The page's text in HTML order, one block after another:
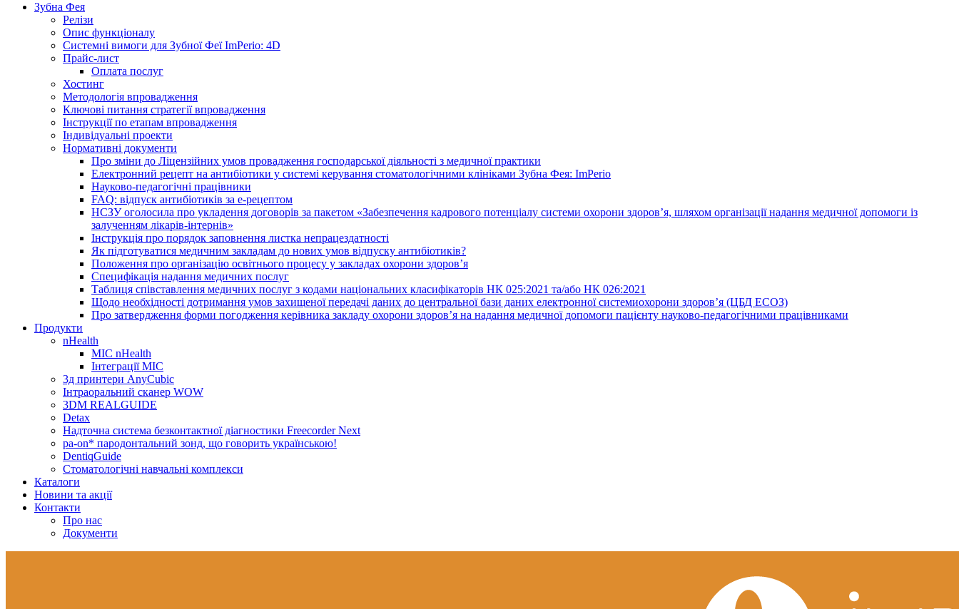
Зубна Фея
Релізи
Опис функціоналу
Системні вимоги для Зубної Феї ImPerio: 4D
Прайс-лист
Оплата послуг
Хостинг
Методологія впровадження
Ключові питання стратегії впровадження
Інструкції по етапам впровадження
Індивідуальні проекти
Нормативні документи
Про зміни до Ліцензійних умов провадження господарської діяльності з медичної практики
Електронний рецепт на антибіотики у системі керування стоматологічними клініками Зубна Фея: ImPerio
Науково-педагогічні працівники
FAQ: відпуск антибіотиків за е-рецептом
НСЗУ оголосила про укладення договорів за пакетом «Забезпечення кадрового потенціалу системи охорони здоров’я, шляхом організації надання медичної допомоги із
залученням лікарів-інтернів»
Інструкція про порядок заповнення листка непрацездатності
Як підготуватися медичним закладам до нових умов відпуску антибіотиків?
Положення про організацію освітнього процесу у закладах охорони здоров’я
Специфікація надання медичних послуг
Таблиця співставлення медичних послуг з кодами національних класифікаторів НК 025:2021 та/або НК 026:2021
Щодо необхідності дотримання умов захищеної передачі даних до центральної бази даних електронної системиохорони здоров’я (ЦБД ЕСОЗ)
Про затвердження форми погодження керівника закладу охорони здоров’я на надання медичної допомоги пацієнту науково-педагогічними працівниками
Продукти
nHealth
МІС nHealth
Інтеграції МІС
3д принтери AnyCubic
Інтраоральний сканер WOW
3DM REALGUIDE
Detax
Надточна система безконтактної діагностики Freecorder Next
pa-on* пародонтальний зонд, що говорить українською!
DentiqGuide
Стоматологічні навчальні комплекси
Каталоги
Новини та акції
Контакти
Про нас
Документи